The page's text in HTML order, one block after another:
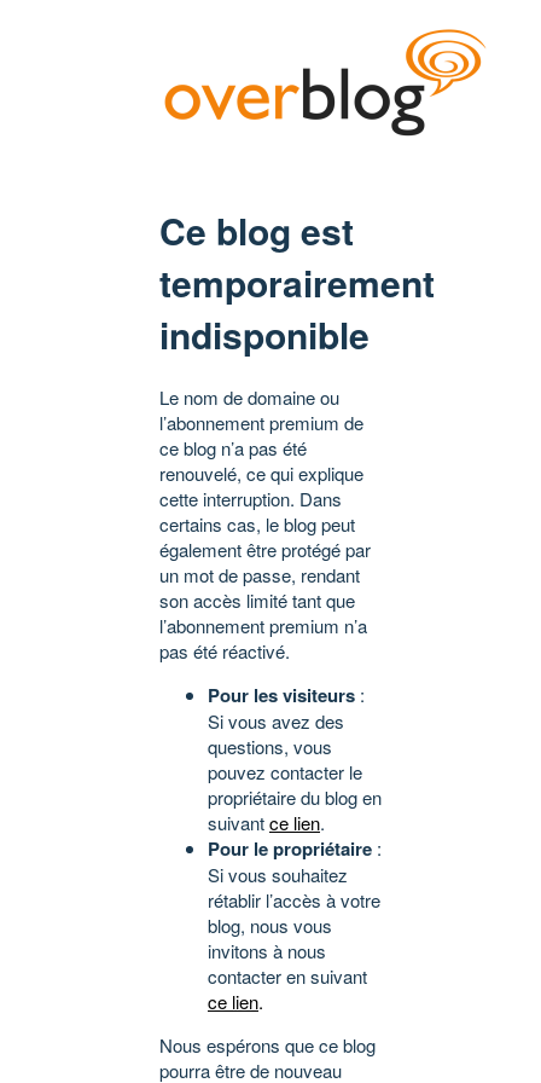
Ce blog est
temporairement
indisponible
Le nom de domaine ou
l’abonnement premium de
ce blog n’a pas été
renouvelé, ce qui explique
cette interruption. Dans
certains cas, le blog peut
également être protégé par
un mot de passe, rendant
son accès limité tant que
l’abonnement premium n’a
pas été réactivé.
Pour les visiteurs :
Si vous avez des
questions, vous
pouvez contacter le
propriétaire du blog en
suivantce lien.
Pour le propriétaire :
Si vous souhaitez
rétablir l’accès à votre
blog, nous vous
invitons à nous
contacter en suivant
ce lien.
Nous espérons que ce blog
pourra être de nouveau